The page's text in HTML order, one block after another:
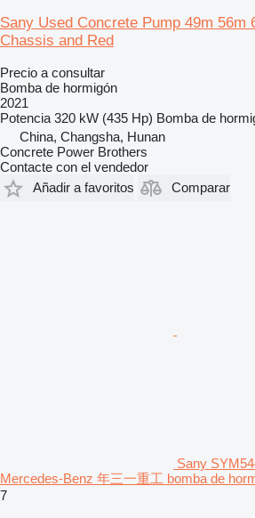
Sany Used Concrete Pump 49m 56m
Chassis and Red
Precio a consultar
Bomba de hormigón
2021
Potencia 320 kW (435 Hp) Bomba de
China, Changsha, Hunan
Concrete Power Brothers
Contacte con el vendedor
Añadir a favoritos
Comparar
Sany
Mercedes-Benz 年三一重工 bomba de
7